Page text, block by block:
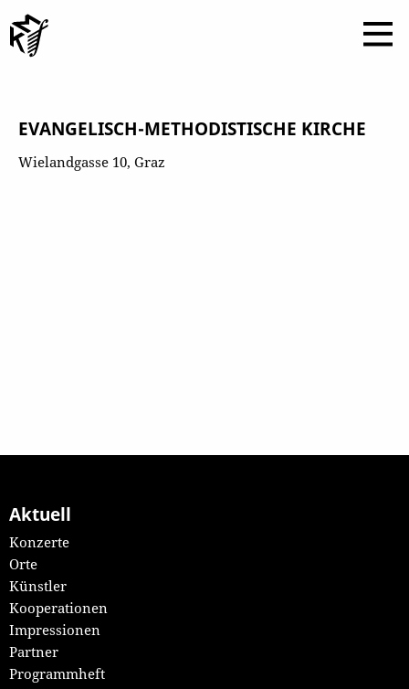
EVANGELISCH-METHODISTISCHE KIRCHE
Wielandgasse 10, Graz
Aktuell
Konzerte
Orte
Künstler
Kooperationen
Impressionen
Partner
Programmheft